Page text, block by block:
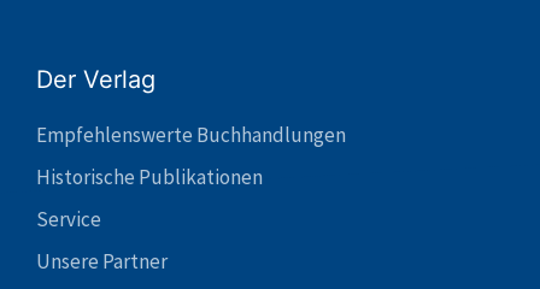
Der Verlag
Empfehlenswerte Buchhandlungen
Historische Publikationen
Service
Unsere Partner